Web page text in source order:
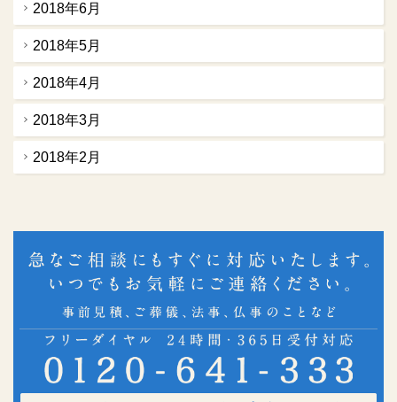
2018年6月
2018年5月
2018年4月
2018年3月
2018年2月